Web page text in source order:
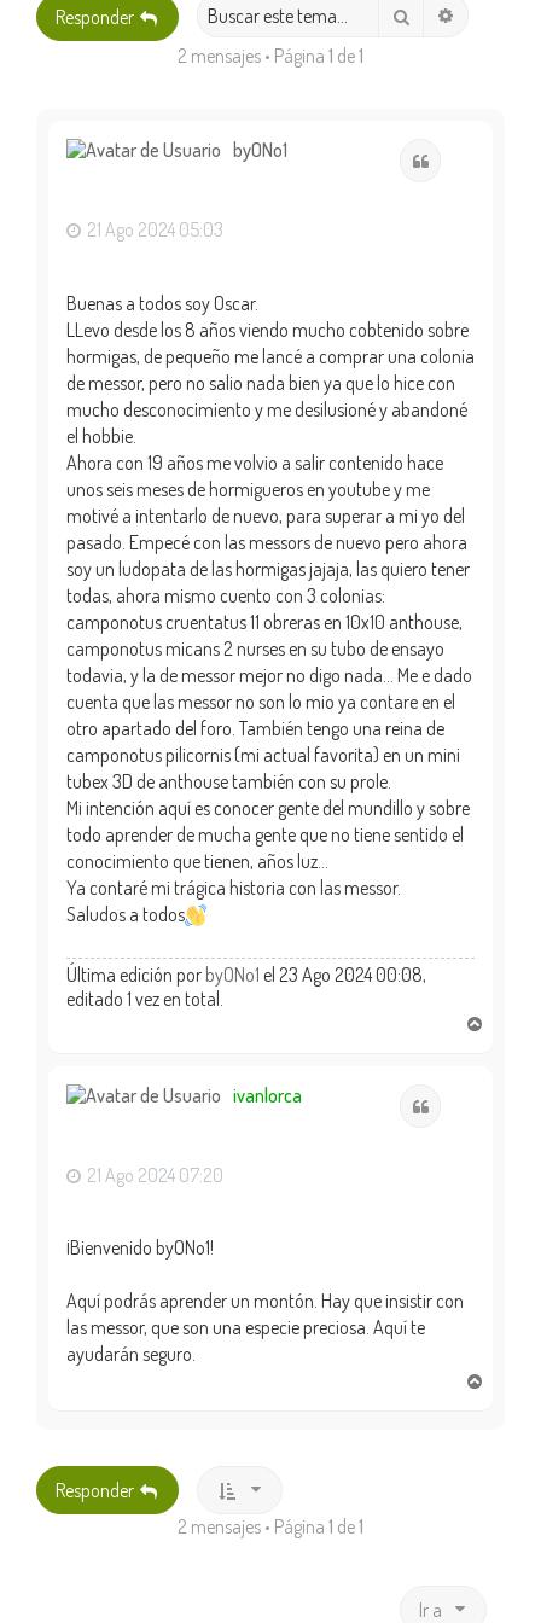
Responder Buscar
2 mensajes • Página 1 de1
byONo1
21 Ago 2024 05:03
Buenas a todos soy Oscar.
LLevo desde los 8 años viendo mucho cobtenido sobre
hormigas, de pequeño me lancé a comprar una colonia
de messor, pero no salio nada bien ya que lo hice con
mucho desconocimiento y me desilusioné y abandoné
el hobbie.
Ahora con 19 años me volvio a salir contenido hace
unos seis meses de hormigueros en youtube y me
motivé a intentarlo de nuevo, para superar a mi yo del
pasado. Empecé con las messors de nuevo pero ahora
soy un ludopata de las hormigas jajaja, las quiero tener
todas, ahora mismo cuento con 3 colonias:
camponotus cruentatus 11 obreras en 10x10 anthouse,
camponotus micans 2 nurses en su tubo de ensayo
todavia, y la de messor mejor no digo nada... Me e dado
cuenta que las messor no son lo mio ya contare en el
otro apartado del foro. También tengo una reina de
camponotus pilicornis (mi actual favorita) en un mini
tubex 3D de anthouse también con su prole.
Mi intención aquí es conocer gente del mundillo y sobre
todo aprender de mucha gente que no tiene sentido el
conocimiento que tienen, años luz...
Ya contaré mi trágica historia con las messor.
Saludos a todos
Última edición por byONo1 el 23 Ago 2024 00:08,
editado 1 vez en total.
ivanlorca
21 Ago 2024 07:20
¡Bienvenido byONo1!
Aquí podrás aprender un montón. Hay que insistir con
las messor, que son una especie preciosa. Aquí te
ayudarán seguro.
Responder
2 mensajes • Página 1 de1
Ir a